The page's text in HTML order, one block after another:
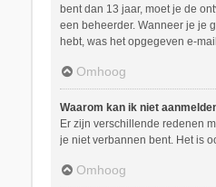
bent dan 13 jaar, moet je de
een beheerder. Wanneer je je
hebt, was het opgegeven e-
Omhoog
Waarom kan ik niet
Er zijn verschillende redenen
je niet verbannen bent. Het is
Omhoog